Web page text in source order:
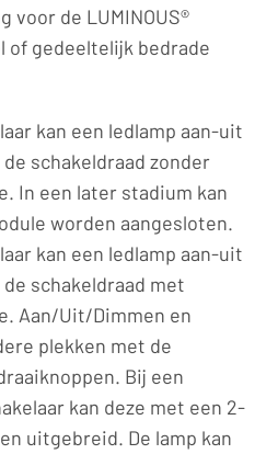
de LUMINOUS®
of gedeeltelijk bedrade
kan een ledlamp aan-uit
schakeldraad zonder
In een later stadium kan
worden aangesloten.
kan een ledlamp aan-uit
schakeldraad met
Aan/Uit/Dimmen en
plekken met de
Bij een
kan deze met een 2-
uitgebreid. De lamp kan